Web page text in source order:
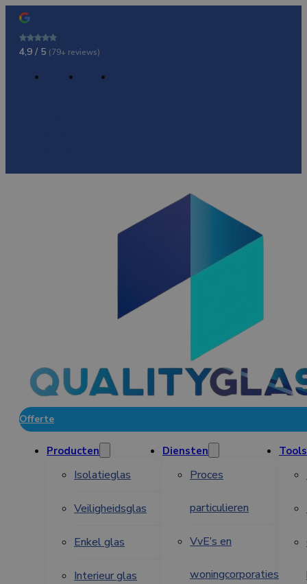
4,9 / 5 (79+ reviews)
Contact Offerte
Offerte
Producten
Isolatieglas
Veiligheidsglas
Enkel glas
Interieur glas
Diensten
Proces
particulieren
VvE’s en
woningcorporaties
Tools